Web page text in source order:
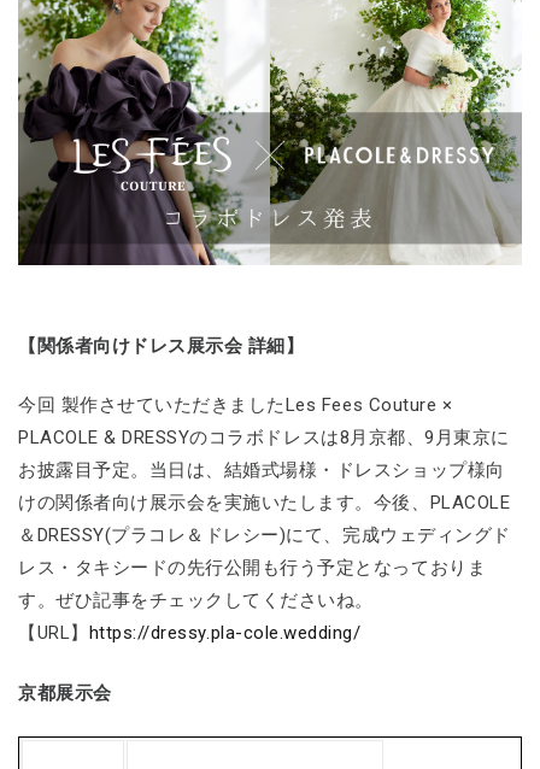
【関係者向けドレス展示会 詳細】
今回 製作させていただきましたLes Fees Couture ×
PLACOLE & DRESSYのコラボドレスは8月京都、9月東京に
お披露目予定。当日は、結婚式場様・ドレスショップ様向
けの関係者向け展示会を実施いたします。今後、PLACOLE
＆DRESSY(プラコレ＆ドレシー)にて、完成ウェディングド
レス・タキシードの先行公開も行う予定となっておりま
す。ぜひ記事をチェックしてくださいね。
【URL】 https://dressy.pla-cole.wedding/
京都展示会